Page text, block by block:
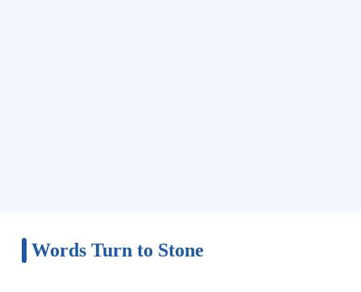
Words Turn to Stone